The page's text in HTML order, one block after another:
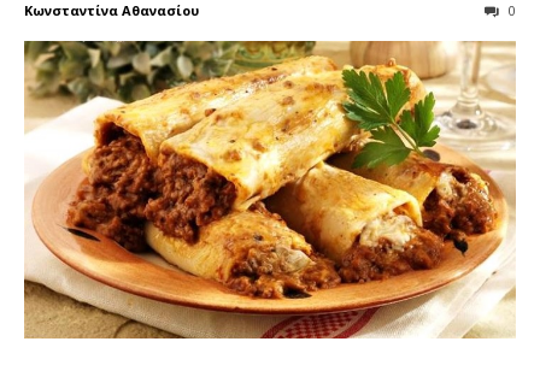
Κωνσταντίνα Αθανασίου 0